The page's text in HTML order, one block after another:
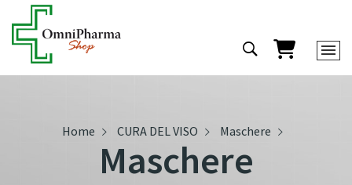
Carrello
Home CURA DEL VISO Maschere
Maschere